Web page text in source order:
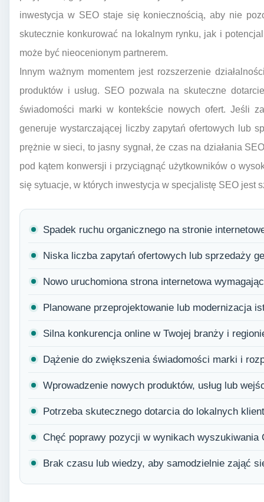
inwestycja w SEO staje się koniecznością, aby nie
skutecznie konkurować na lokalnym rynku, jak i
może być nieocenionym partnerem.
Innym ważnym momentem jest rozszerzenie
produktów i usług. SEO pozwala na skuteczne
świadomości marki w kontekście nowych ofert. Jeśli
generuje wystarczającej liczby zapytań ofertowych lub
prężnie w sieci, to jasny sygnał, że czas na działania
pod kątem konwersji i przyciągnąć użytkowników o
się sytuacje, w których inwestycja w specjalistę SEO jest
Spadek ruchu organicznego na stronie
Niska liczba zapytań ofertowych lub sprzedaży
Nowo uruchomiona strona internetowa
Planowane przeprojektowanie lub modernizacja
Silna konkurencja online w Twojej branży i
Dążenie do zwiększenia świadomości marki i
Wprowadzenie nowych produktów, usług lub
Potrzeba skutecznego dotarcia do lokalnych
Chęć poprawy pozycji w wynikach wyszukiwania
Brak czasu lub wiedzy, aby samodzielnie zająć